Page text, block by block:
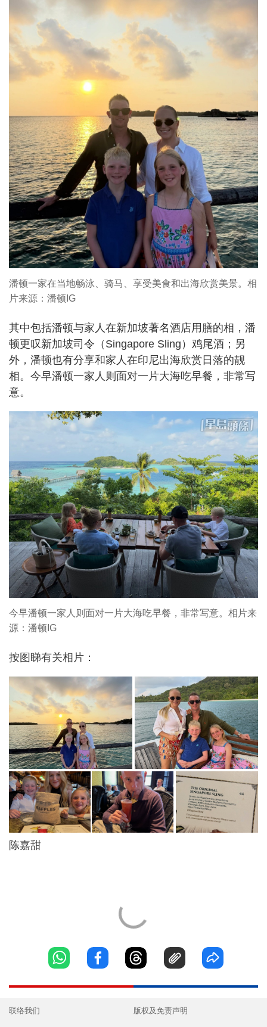
潘顿一家在当地畅泳、骑马、享受美食和出海欣赏美景。相
片来源：潘顿IG
其中包括潘顿与家人在新加坡著名酒店用膳的相，潘
顿更叹新加坡司令（Singapore Sling）鸡尾酒；另
外，潘顿也有分享和家人在印尼出海欣赏日落的靓
相。今早潘顿一家人则面对一片大海吃早餐，非常写
意。
今早潘顿一家人则面对一片大海吃早餐，非常写意。相片来
源：潘顿IG
按图睇有关相片：
陈嘉甜
联络我们 版权及免责声明